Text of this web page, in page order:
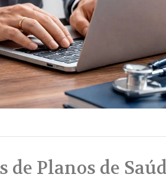
de Planos de